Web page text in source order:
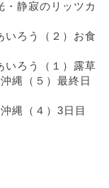
静寂のリッツカ
いろう（２）お食
いろう（１）露草
縄（５）最終日
沖縄（４）3日目